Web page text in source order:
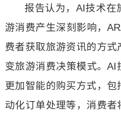
报告认为，AI技术在
游消费产生深刻影响，
费者获取旅游资讯的方
变旅游消费决策模式。AI
更加智能的购买方式，包
动化订单处理等，消费